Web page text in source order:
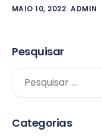
MAIO 10, 2022 ADMIN
Pesquisar
Categorias